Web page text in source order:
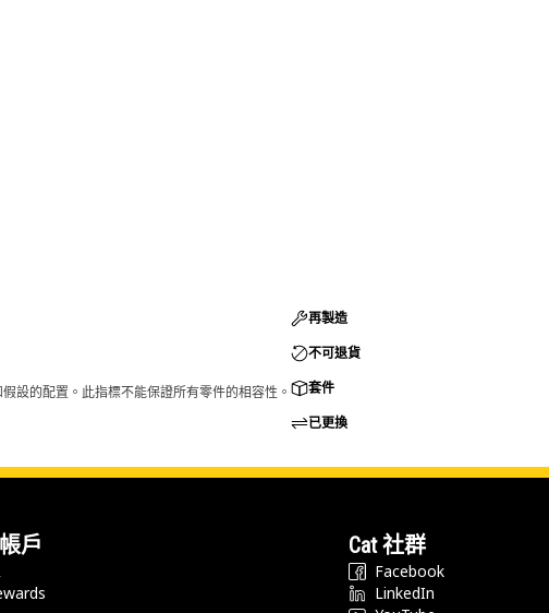
設的配置。此指標不能保證所有零件的相容性。
再製造
不可退貨
套件
已更換
戶 Cat 社群
Facebook
LinkedIn